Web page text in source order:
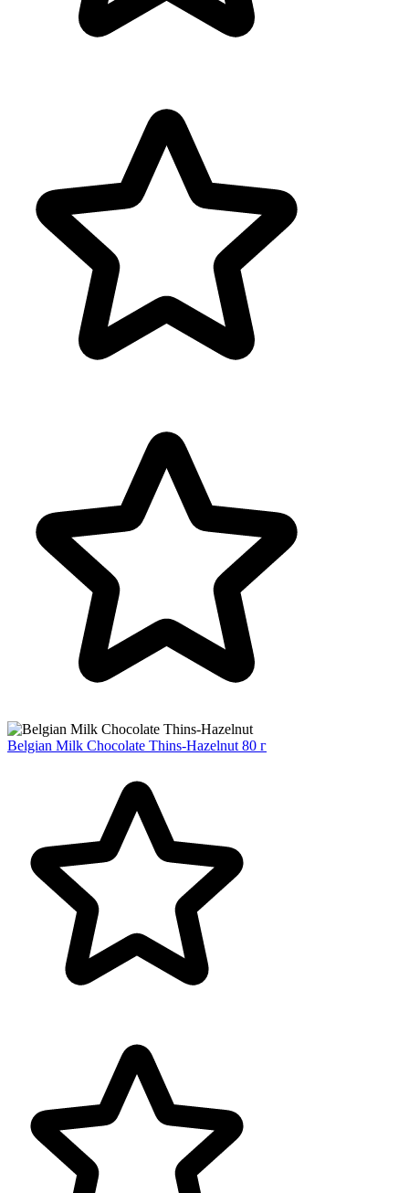
Belgian Milk Chocolate Thins-Hazelnut 80 г